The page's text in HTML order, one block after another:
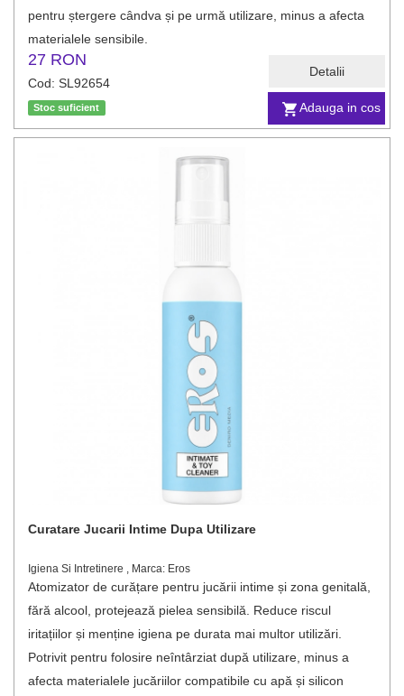
Adauga in cos
Detalii
pentru ștergere cândva și pe urmă utilizare, minus a afecta
materialele sensibile.
27 RON
Cod: SL92654
Stoc suficient
Curatare Jucarii Intime Dupa Utilizare
Igiena Si Intretinere , Marca: Eros
Atomizator de curățare pentru jucării intime și zona genitală,
fără alcool, protejează pielea sensibilă. Reduce riscul
iritațiilor și menține igiena pe durata mai multor utilizări.
Potrivit pentru folosire neîntârziat după utilizare, minus a
afecta materialele jucăriilor compatibile cu apă și silicon